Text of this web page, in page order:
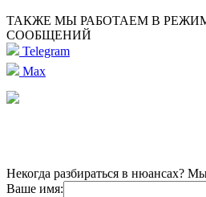
ТАКЖЕ МЫ РАБОТАЕМ В
СООБЩЕНИЙ
Telegram
Max
Некогда разбираться в нюансах?
Ваше имя: